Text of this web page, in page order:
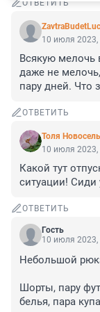
ОТВЕТИТЬ
10 июля 2023,
Всякую мелочь
даже не
пару дней. Что
ОТВЕТИТЬ
Толя
10 июля 2023,
Какой тут
ситуации!
ОТВЕТИТЬ
Гость
10 июля 2023,
Небольшой
Шорты, пару
белья, пара